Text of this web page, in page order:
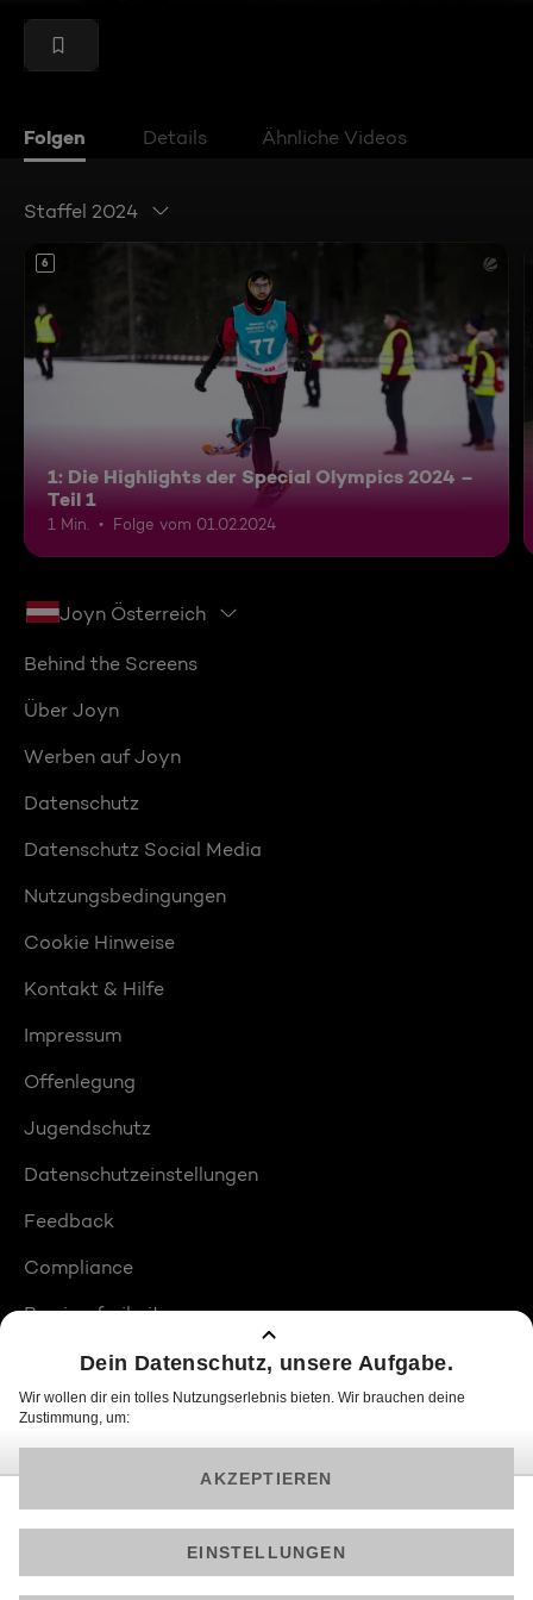
Folgen Details Ähnliche Videos
Staffel 2024
6
1: Die Highlights der Special Olympics 2024 –
Teil 1
1 Min. Folge vom 01.02.2024
Joyn Österreich
Behind the Screens
Über Joyn
Werben auf Joyn
Datenschutz
Datenschutz Social Media
Nutzungsbedingungen
Cookie Hinweise
Kontakt & Hilfe
Impressum
Offenlegung
Jugendschutz
Datenschutzeinstellungen
Feedback
Compliance
Barrierefreiheit
Produktplatzierungen